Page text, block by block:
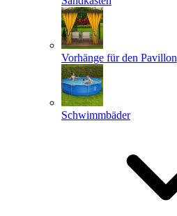
Vorhänge für den Pavillon
Schwimmbäder